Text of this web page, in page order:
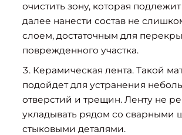
очистить зону, которая
далее нанести состав не
слоем, достаточным для
поврежденного участка.
Керамическая лента. Такой
подойдет для устранения
отверстий и трещин. Ленту не
укладывать рядом со сварными
стыковыми деталями.